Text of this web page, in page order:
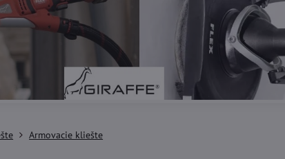
Armovacie kliešte